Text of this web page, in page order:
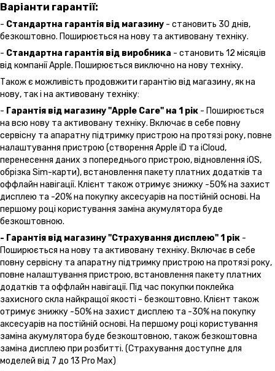
Варіанти гарантії:
- Стандартна гарантія від магазину - становить 30 днів,
безкоштовно. Поширюється на нову та активовану техніку.
- Стандартна гарантія від виробника - становить 12 місяців
від компанії Apple. Поширюється виключно на нову техніку.
Також є можливість продовжити гарантію від магазину, як на
нову, так і на активовану техніку:
- Гарантія від магазину "Apple Care" на 1 рік - Поширюється
на всю нову та активовану техніку. Включає в себе повну
сервісну та апаратну підтримку пристрою на протязі року, повне
налаштування пристрою (створення Apple iD та iCloud,
перенесення даних з попереднього пристрою, відновлення іOS,
обрізка Sim-карти), встановлення пакету платних додатків та
оффлайн навігації. Клієнт також отримує знижку -50% на захист
дисплею та -20% на покупку аксесуарів на постійній основі. На
першому році користування заміна акумулятора буде
безкоштовною.
- Гарантія від магазину "Страхування дисплею" 1 рік -
Поширюється на нову та активовану техніку. Включає в себе
повну сервісну та апаратну підтримку пристрою на протязі року,
повне налаштування пристрою, встановлення пакету платних
додатків та оффлайн навігації. Під час покупки поклейка
захисного скла найкращої якості - безкоштовно. Клієнт також
отримує знижку -50% на захист дисплею та -30% на покупку
аксесуарів на постійній основі. На першому році користування
заміна акумулятора буде безкоштовною, також безкоштовна
заміна дисплею при розбитті. (Страхування доступне для
моделей від 7 до 13 Pro Max)